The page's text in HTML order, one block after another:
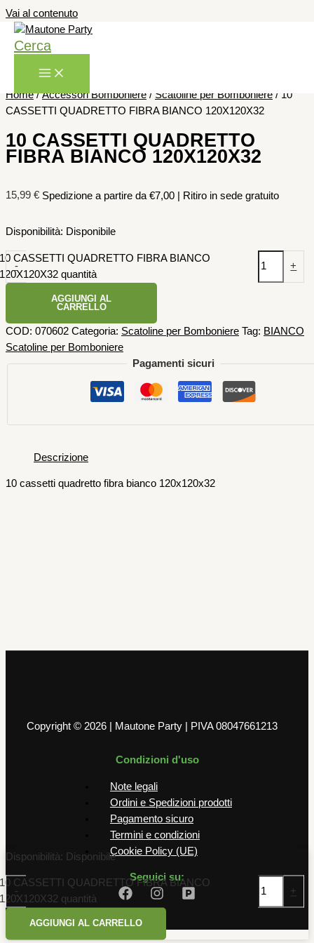
Vai al contenuto
Cerca
Home/Accessori Bomboniere / Scatoline per Bomboniere / 10
CASSETTI QUADRETTO FIBRA BIANCO 120X120X32
10 CASSETTI QUADRETTO
FIBRA BIANCO 120X120X32
15,99 € Spedizione a partire da €7,00 | Ritiro in sede gratuito
Disponibilità: Disponibile
-
10 CASSETTI QUADRETTO FIBRA BIANCO
120X120X32 quantità
+
AGGIUNGI AL
CARRELLO
COD: 070602 Categoria: Scatoline per Bomboniere Tag: BIANCO
Scatoline per Bomboniere
Pagamenti sicuri
Descrizione
10 cassetti quadretto fibra bianco 120x120x32
Copyright © 2026 | Mautone Party | PIVA 08047661213
Condizioni d'uso
Note legali
Ordini e Spedizioni prodotti
Pagamento sicuro
Termini e condizioni
Cookie Policy (UE)
Seguici su:
Disponibilità: Disponibile
-
10 CASSETTI QUADRETTO FIBRA BIANCO
120X120X32 quantità
+
AGGIUNGI AL CARRELLO